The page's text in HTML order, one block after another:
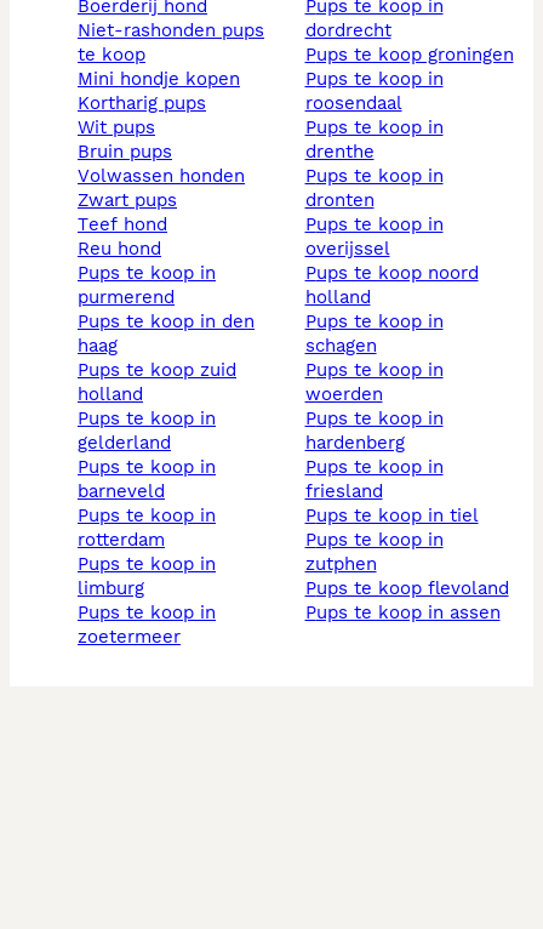
boerderij hond
niet-rashonden pups
te koop
mini hondje kopen
kortharig pups
wit pups
bruin pups
volwassen honden
zwart pups
teef hond
reu hond
pups te koop in
purmerend
pups te koop in den
haag
pups te koop zuid
holland
pups te koop in
gelderland
pups te koop in
barneveld
pups te koop in
rotterdam
pups te koop in
limburg
pups te koop in
zoetermeer
pups te koop in
dordrecht
pups te koop groningen
pups te koop in
roosendaal
pups te koop in
drenthe
pups te koop in
dronten
pups te koop in
overijssel
pups te koop noord
holland
pups te koop in
schagen
pups te koop in
woerden
pups te koop in
hardenberg
pups te koop in
friesland
pups te koop in tiel
pups te koop in
zutphen
pups te koop flevoland
pups te koop in assen